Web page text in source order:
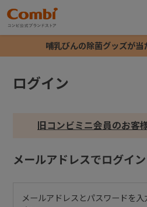
哺乳びんの除菌グッズが
ログイン
旧コンビミニ会員のお客
メールアドレスでログイン
メールアドレスとパスワードを